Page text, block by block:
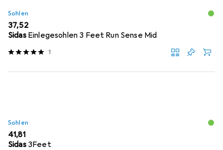
Sohlen
EUR
37,52
Sidas Einlegesohlen 3 Feet Run Sense Mid
1
Sohlen
EUR
41,81
Sidas 3Feet